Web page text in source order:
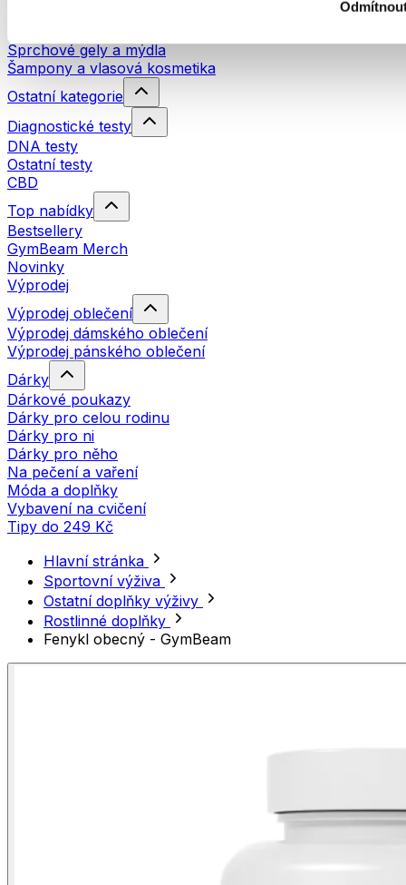
Sprchové gely a mýdla
Šampony a vlasová kosmetika
Ostatní kategorie
Diagnostické testy
DNA testy
Ostatní testy
CBD
Top nabídky
Bestsellery
GymBeam Merch
Novinky
Výprodej
Výprodej oblečení
Výprodej dámského oblečení
Výprodej pánského oblečení
Dárky
Dárkové poukazy
Dárky pro celou rodinu
Dárky pro ni
Dárky pro něho
Na pečení a vaření
Móda a doplňky
Vybavení na cvičení
Tipy do 249 Kč
Hlavní stránka
Sportovní výživa
Ostatní doplňky výživy
Rostlinné doplňky
Fenykl obecný - GymBeam